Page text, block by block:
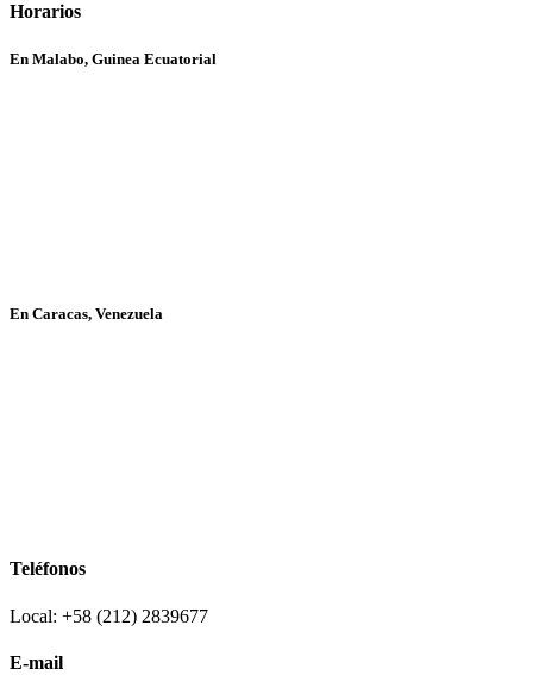
Horarios
En Malabo, Guinea Ecuatorial
En Caracas, Venezuela
Teléfonos
Local: +58 (212) 2839677
E-mail